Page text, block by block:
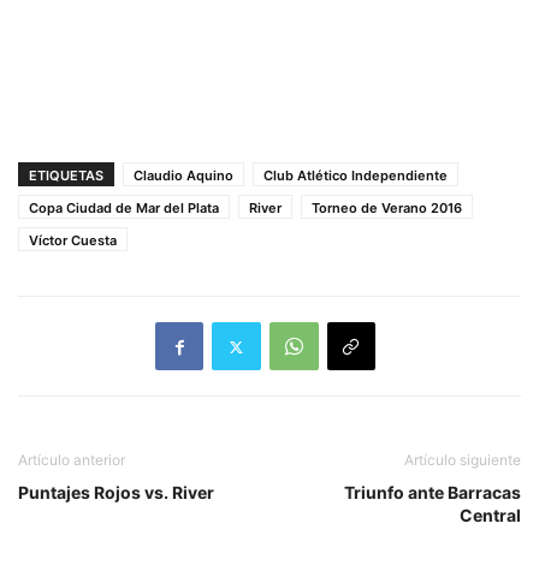
ETIQUETAS Claudio Aquino
Club Atlético Independiente
Copa Ciudad de Mar del Plata
River
Torneo de Verano 2016
Víctor Cuesta
Artículo anterior
Puntajes Rojos vs. River
Artículo siguiente
Triunfo ante Barracas
Central